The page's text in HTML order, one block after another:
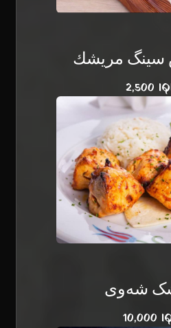
مريشك
2,500
شەوی
10,000